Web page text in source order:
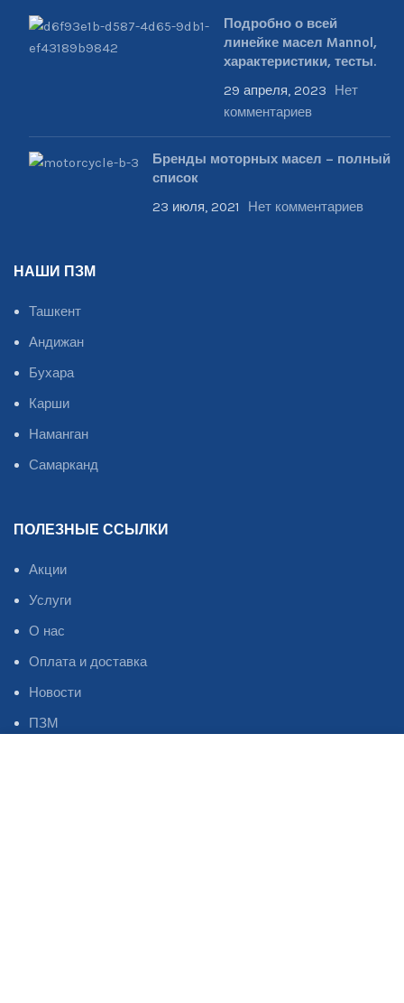
Подробно о всей
линейке масел Mannol,
характеристики, тесты.
29 апреля, 2023
Нет
комментариев
Бренды моторных масел – полный
список
23 июля, 2021 Нет комментариев
НАШИ ПЗМ
Ташкент
Андижан
Бухара
Карши
Наманган
Самарканд
ПОЛЕЗНЫЕ ССЫЛКИ
Акции
Услуги
О нас
Оплата и доставка
Новости
ПЗМ